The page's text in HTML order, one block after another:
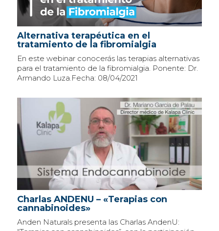
Alternativa terapéutica en el
tratamiento de la fibromialgia
En este webinar conocerás las terapias alternativas
para el tratamiento de la fibromialgia. Ponente: Dr.
Armando Luza.Fecha: 08/04/2021
Charlas ANDENU – «Terapias con
cannabinoides»
Anden Naturals presenta las Charlas AndenU: